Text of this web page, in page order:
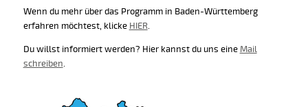
Wenn du mehr über das Programm in Baden-Württemberg
erfahren möchtest, klicke HIER.
Du willst informiert werden? Hier kannst du uns eine Mail
schreiben.